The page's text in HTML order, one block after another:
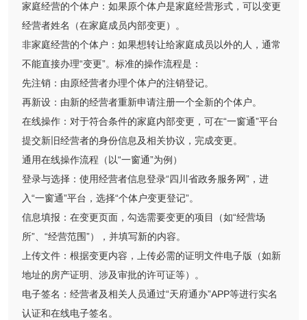
家庭经营的个体户：如果原个体户是家庭经营形式，可以变更
经营者姓名（在家庭成员内部变更）。
非家庭经营的个体户：如果想转让给家庭成员以外的人，通常
不能直接办理“变更”。标准的操作流程是：
先注销：由原经营者办理个体户的注销登记。
再新设：由新的经营者重新申请注册一个全新的个体户。
在线操作：对于符合条件的家庭内部变更，可在“一窗通”平台
提交新旧经营者的身份信息及相关协议，完成变更。
通用在线操作流程（以“一窗通”为例）
登录与选择：使用经营者信息登录“四川省政务服务网”，进
入“一窗通”平台，选择“个体户变更登记”。
信息填报：在变更页面，勾选需要变更的项目（如“经营场
所”、“经营范围”），并填写新的内容。
上传文件：根据变更内容，上传必需的证明文件电子版（如新
地址的房产证明、涉及审批的许可证等）。
电子签名：经营者及相关人员通过“天府通办”APP等进行实名
认证和在线电子签名。